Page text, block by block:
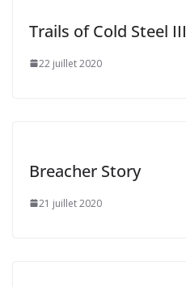
Trails of Cold Steel III
22 juillet 2020
Breacher Story
21 juillet 2020